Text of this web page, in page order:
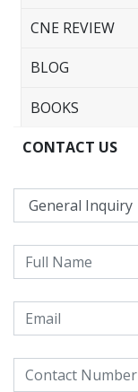
CNE REVIEW
BLOG
BOOKS
CONTACT US